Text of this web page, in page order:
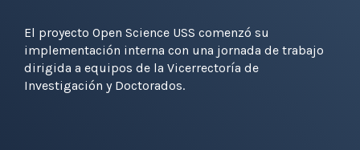
El proyecto Open Science USS comenzó su
implementación interna con una jornada de trabajo
dirigida a equipos de la Vicerrectoría de
Investigación y Doctorados.